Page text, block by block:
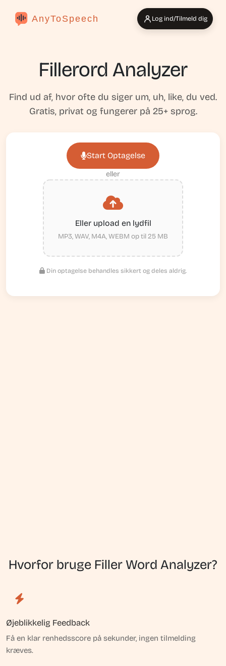
AnyToSpeech Log ind/Tilmeld dig
Fillerord Analyzer
Find ud af, hvor ofte du siger um, uh, like, du ved.
Gratis, privat og fungerer på 25+ sprog.
Start Optagelse
eller
Eller upload en lydfil
MP3, WAV, M4A, WEBM op til 25 MB
Din optagelse behandles sikkert og deles aldrig.
Hvorfor bruge Filler Word Analyzer?
Øjeblikkelig Feedback
Få en klar renhedsscore på sekunder, ingen tilmelding
kræves.